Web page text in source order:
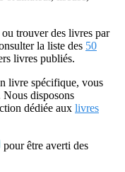
ou trouver des livres par
la liste des 50
livres publiés.
livre spécifique, vous
disposons
dédiée aux livres
pour être averti des